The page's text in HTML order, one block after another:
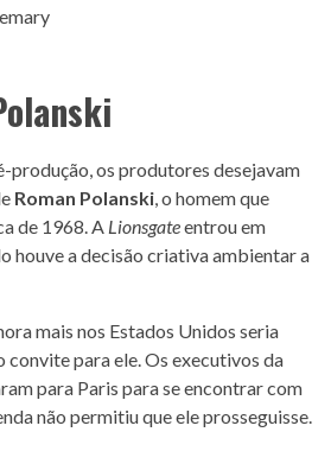
produção, os produtores desejavam
Roman Polanski, o homem que
de 1968. A Lionsgateentrou em
houve a decisão criativa ambientar a
mais nos Estados Unidos seria
convite para ele. Os executivos da
para Paris para se encontrar com
não permitiu que ele prosseguisse.